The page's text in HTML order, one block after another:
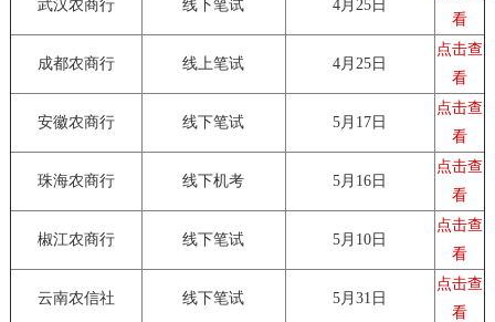
武汉农商行 线下笔试 4月25日
看
成都农商行 线上笔试 4月25日
点击查
看
安徽农商行 线下笔试 5月17日
点击查
看
珠海农商行 线下机考 5月16日
点击查
看
椒江农商行 线下笔试 5月10日
点击查
看
云南农信社 线下笔试 5月31日
点击查
看